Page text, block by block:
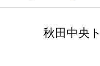
秋田中央